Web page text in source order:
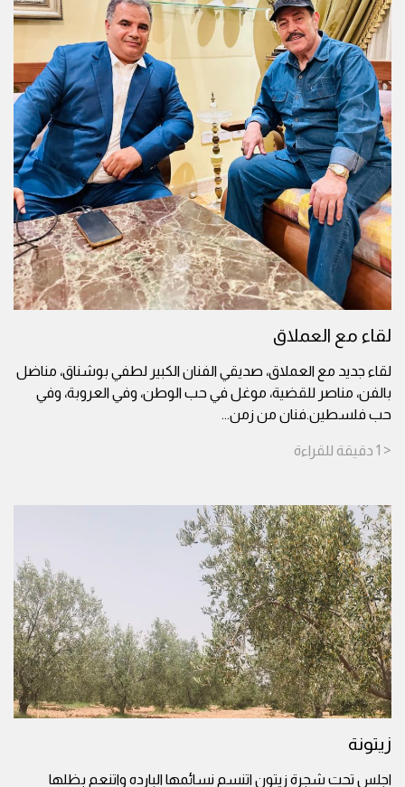
لقاء مع العملاق
لقاء جديد مع العملاق، صديقي الفنان الكبير لطفي بوشناق، مناضل
بالفن، مناصر للقضية، موغل في حب الوطن، وفي العروبة، وفي
حب فلسطين.فنان من زمن...
< 1 دقيقة للقراءة
زيتونة
اجلس تحت شجرة زيتون اتنسم نسائمها البارده واتنعم بظلها